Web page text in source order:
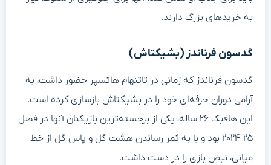
به خریدهای بزرگ دارند.
گدسون فرناندز (بشیکتاش)
گدسون فرناندز که زمانی در تاتنهام هاتسپر حضور داشت، به
آرامی دوران حرفه‌ای خود را در بشیکتاش بازسازی کرده است.
این هافبک ۲۶ ساله، یکی از برجسته‌ترین بازیکنان آنها در فصل
۲۵-۲۰۲۴ بود و با به ثمر رساندن هشت گل و پاس گل از خط
میانی، نبض بازی را در دست داشت.